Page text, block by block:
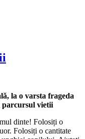
la o varsta frageda
parcursul vietii
dinte! Folosiți o
Folosiți o cantitate